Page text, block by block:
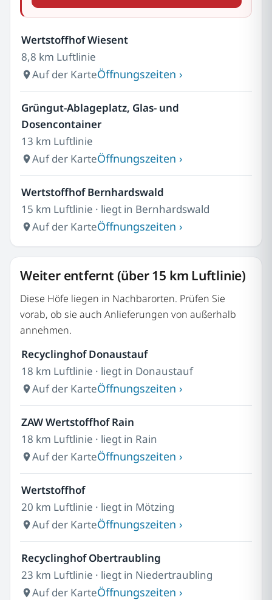
Wertstoffhof Wiesent
8,8 km Luftlinie
Auf der KarteÖffnungszeiten ›
Grüngut-Ablageplatz, Glas- und
Dosencontainer
13 km Luftlinie
Auf der KarteÖffnungszeiten ›
Wertstoffhof Bernhardswald
15 km Luftlinie · liegt in Bernhardswald
Auf der KarteÖffnungszeiten ›
Weiter entfernt (über 15 km Luftlinie)
Diese Höfe liegen in Nachbarorten. Prüfen Sie
vorab, ob sie auch Anlieferungen von außerhalb
annehmen.
Recyclinghof Donaustauf
18 km Luftlinie · liegt in Donaustauf
Auf der KarteÖffnungszeiten ›
ZAW Wertstoffhof Rain
18 km Luftlinie · liegt in Rain
Auf der KarteÖffnungszeiten ›
Wertstoffhof
20 km Luftlinie · liegt in Mötzing
Auf der KarteÖffnungszeiten ›
Recyclinghof Obertraubling
23 km Luftlinie · liegt in Niedertraubling
Auf der KarteÖffnungszeiten ›